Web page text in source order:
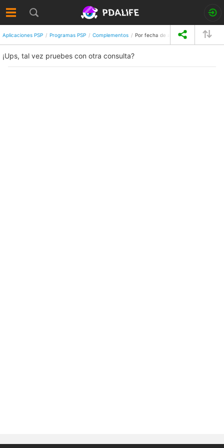
Aplicaciones PSP Programas PSP Complementos Por fecha de añadido
¡Ups, tal vez pruebes con otra consulta?